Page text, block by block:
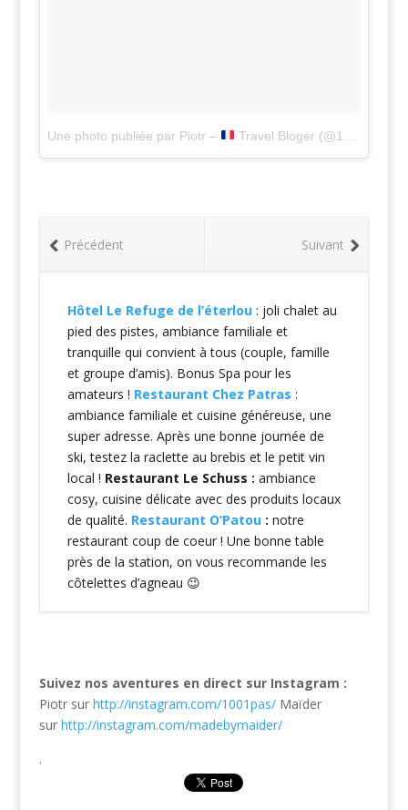
Une photo publiée par Piotr – Travel Bloger (@1001pas)
Suivant
Précédent
Hôtel Le Refuge de l’éterlou : joli chalet au
pied des pistes, ambiance familiale et
tranquille qui convient à tous (couple, famille
et groupe d’amis). Bonus Spa pour les
amateurs ! Restaurant Chez Patras :
ambiance familiale et cuisine généreuse, une
super adresse. Après une bonne journée de
ski, testez la raclette au brebis et le petit vin
local ! Restaurant Le Schuss : ambiance
cosy, cuisine délicate avec des produits locaux
de qualité. Restaurant O’Patou: notre
restaurant coup de coeur ! Une bonne table
près de la station, on vous recommande les
côtelettes d’agneau 😉
Suivez nos aventures en direct sur Instagram :
Piotr sur http://instagram.com/1001pas/ Maïder
sur http://instagram.com/madebymaider/
.